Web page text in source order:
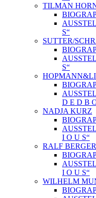
TILMAN
S“
SUTTER/
S“
D E D B
NADJA KURZ
I O U S“
RALF BERGER
I O U S“
WILHELM